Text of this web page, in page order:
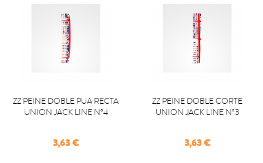
ZZ PEINE DOBLE PUA RECTA
UNION JACK LINE Nº4
Precio
3,63 €
ZZ PEINE DOBLE CORTE
UNION JACK LINE Nº3
Precio
3,63 €